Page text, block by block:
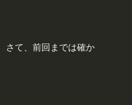
さて、前回までは確か